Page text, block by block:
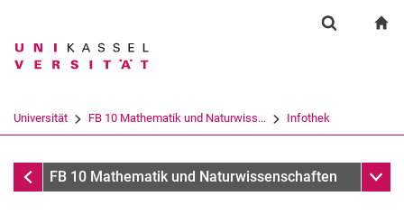
Springe direkt zu: Inhalt
Springe direkt zu: Suche
Springe direkt zu:
Suchbegriff
Suchen (öffnet externen Link in einem
Universität FB 10 Mathematik und Naturwiss... Infothek
InfothekFB 10 Mathematik und Naturwissenschaften